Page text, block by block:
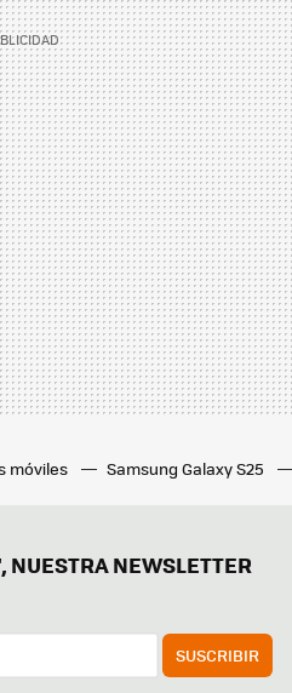
móviles Samsung Galaxy S25
NEWSLETTER
SUSCRIBIR